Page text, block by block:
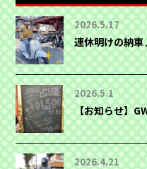
2026.5.17
連休明けの納
2026.5.1
【お知らせ】
2026.4.21